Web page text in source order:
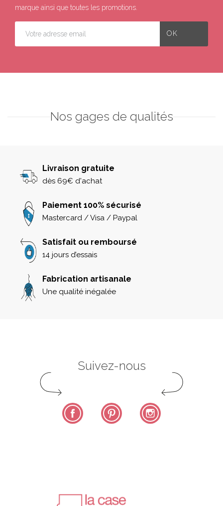
marque ainsi que toutes les promotions.
Nos gages de qualités
Livraison gratuite
dès 69€ d'achat
Paiement 100% sécurisé
Mastercard / Visa / Paypal
Satisfait ou remboursé
14 jours d’essais
Fabrication artisanale
Une qualité inégalée
Suivez-nous
Facebook Pinterest